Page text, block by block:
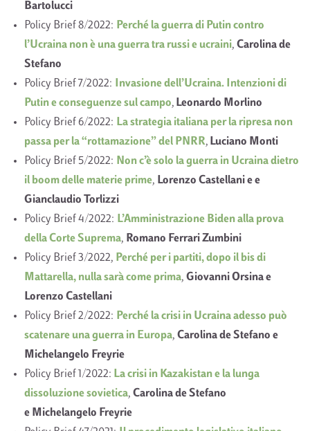
Bartolucci
Policy Brief 8/2022: Perché la guerra di Putin contro
l’Ucraina non è una guerra tra russi e ucraini, Carolina de
Stefano
Policy Brief 7/2022:
Invasione dell’Ucraina. Intenzioni di
Putin e conseguenze sul campo,Leonardo Morlino
Policy Brief 6/2022: La strategia italiana per la ripresa non
passa per la “rottamazione” del PNRR,Luciano Monti
Policy Brief 5/2022: Non c’è solo la guerra in Ucraina dietro
il boom delle materie prime, Lorenzo Castellani e e
Gianclaudio Torlizzi
Policy Brief 4/2022: L’Amministrazione Biden alla prova
della Corte Suprema, Romano Ferrari Zumbini
Policy Brief 3/2022, Perché per i partiti, dopo il bis di
Mattarella, nulla sarà come prima, Giovanni Orsina e
Lorenzo Castellani
Policy Brief 2/2022: Perché la crisi in Ucraina adesso può
scatenare una guerra in Europa, Carolina de Stefano e
Michelangelo Freyrie
Policy Brief 1/2022: La crisi in Kazakistan e la lunga
dissoluzione sovietica, Carolina de Stefano
e Michelangelo Freyrie